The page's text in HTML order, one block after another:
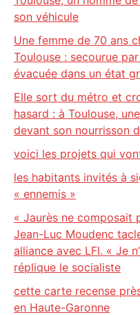
son véhicule
Une femme de 70 ans
Toulouse : secourue
évacuée dans un état
Elle sort du métro et
hasard : à Toulouse,
devant son nourrisson
voici les projets qui
les habitants invités à
« ennemis »
« Jaurès ne composait
Jean-Luc Moudenc
alliance avec LFI. « Je
réplique le socialiste
cette carte recense
en Haute-Garonne